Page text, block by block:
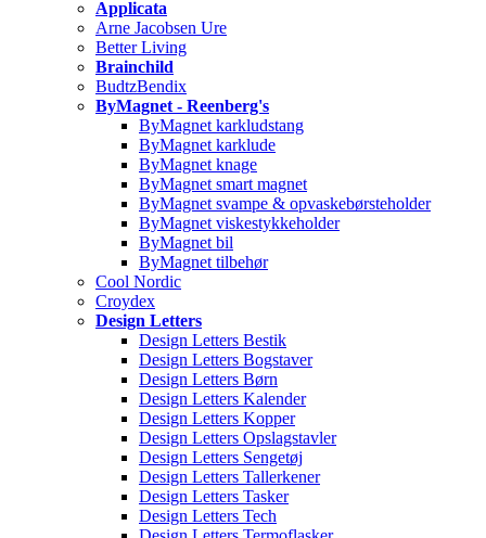
Applicata
Arne Jacobsen Ure
Better Living
Brainchild
BudtzBendix
ByMagnet - Reenberg's
ByMagnet karkludstang
ByMagnet karklude
ByMagnet knage
ByMagnet smart magnet
ByMagnet svampe & opvaskebørsteholder
ByMagnet viskestykkeholder
ByMagnet bil
ByMagnet tilbehør
Cool Nordic
Croydex
Design Letters
Design Letters Bestik
Design Letters Bogstaver
Design Letters Børn
Design Letters Kalender
Design Letters Kopper
Design Letters Opslagstavler
Design Letters Sengetøj
Design Letters Tallerkener
Design Letters Tasker
Design Letters Tech